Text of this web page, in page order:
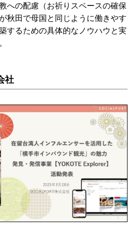
への配慮（お祈りスペースの確保
秋田で母国と同じように働きやす
するための具体的なノウハウと実
社